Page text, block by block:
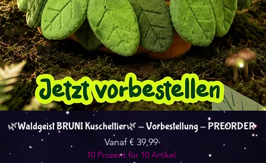
Snel overzicht
🌿Waldgeist BRUNI Kuscheltier🌿 - Vorbestellung - PREORDER
Vanaf € 39,99
Verkoopprijs
10 Prozent für 10 Artikel